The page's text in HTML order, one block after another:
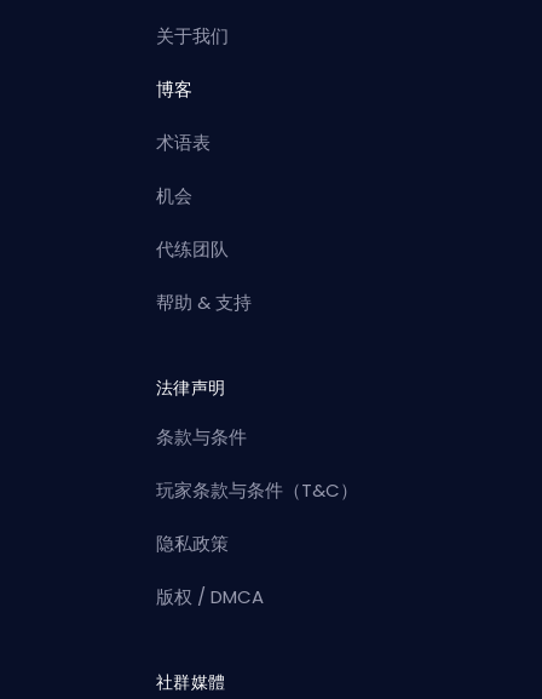
关于我们
博客
术语表
机会
代练团队
帮助 & 支持
法律声明
条款与条件
玩家条款与条件（T&C）
隐私政策
版权 / DMCA
社群媒體